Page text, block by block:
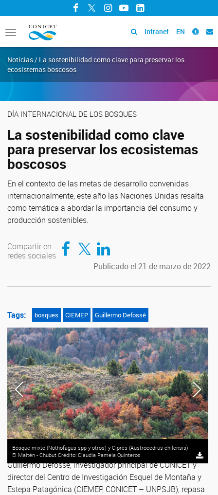
Facebook
TwitterInstagram
YouTubeLinkedIn
Toggle
navigation
Intranet EN
Noticias / La sostenibilidad como clave para preservar los
ecosistemas boscosos
DÍA INTERNACIONAL DE LOS BOSQUES
La sostenibilidad como clave
para preservar los ecosistemas
boscosos
En el contexto de las metas de desarrollo convenidas
internacionalmente, este año las Naciones Unidas resalta
como temática a abordar la importancia del consumo y
producción sostenibles.
Compartir en
redes sociales
Compartir en Facebook
Compartir en TwitterCompartir en LinkedIn
Publicado el 21 de marzo de 2022
Tags: bosques CIEMEP Guillermo Defossé
Bosque mixto (Nothofagus spp y otros) y Ciprés (Austrocedrus chilensis) -
El Maitén - Chubut Crédito: Claudia Pamela Quinteros
Guillermo Defossé, investigador principal de CONICET y
director del Centro de Investigación Esquel de Montaña y
Estepa Patagónica (CIEMEP, CONICET – UNPSJB), repasa